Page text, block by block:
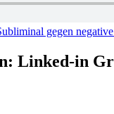
gegen
Linked-in